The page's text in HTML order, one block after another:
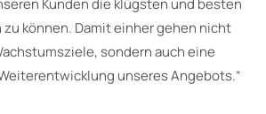
können. Damit einher gehen nicht
sondern auch eine
unseres Angebots.“